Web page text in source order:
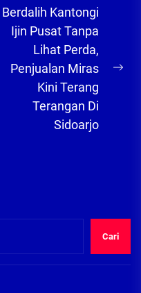
Berdalih Kantongi
Ijin Pusat Tanpa
Lihat Perda,
Penjualan Miras
Kini Terang
Terangan Di
Sidoarjo
Cari